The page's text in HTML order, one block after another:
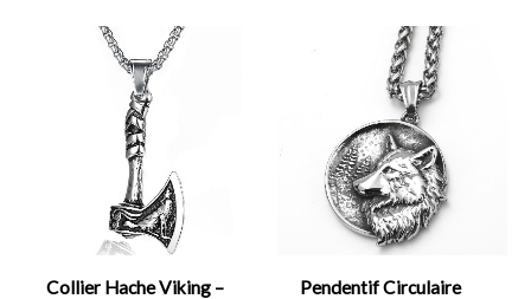
Collier Hache Viking –
Plage
de
Pendentif Circulaire